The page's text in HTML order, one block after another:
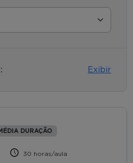
Exibir
DURAÇÃO
30 horas/aula